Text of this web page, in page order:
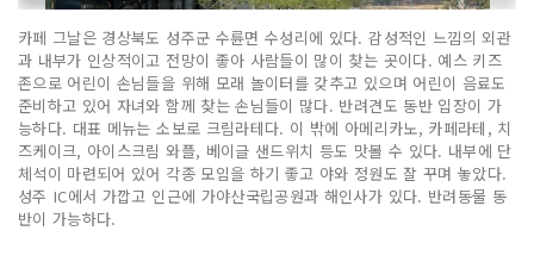
카페 그날은 경상북도 성주군 수륜면 수성리에 있다. 감성적인 느낌의 외관
과 내부가 인상적이고 전망이 좋아 사람들이 많이 찾는 곳이다. 예스 키즈
존으로 어린이 손님들을 위해 모래 놀이터를 갖추고 있으며 어린이 음료도
준비하고 있어 자녀와 함께 찾는 손님들이 많다. 반려견도 동반 입장이 가
능하다. 대표 메뉴는 소보로 크림라테다. 이 밖에 아메리카노, 카페라테, 치
즈케이크, 아이스크림 와플, 베이글 샌드위치 등도 맛볼 수 있다. 내부에 단
체석이 마련되어 있어 각종 모임을 하기 좋고 야와 정원도 잘 꾸며 놓았다.
성주 IC에서 가깝고 인근에 가야산국립공원과 해인사가 있다. 반려동물 동
반이 가능하다.